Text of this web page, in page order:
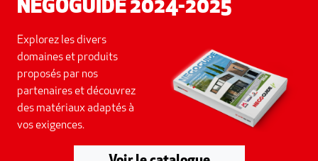
NEGOGUIDE 2024-2025
Explorez les divers
domaines et produits
proposés par nos
partenaires et découvrez
des matériaux adaptés à
vos exigences.